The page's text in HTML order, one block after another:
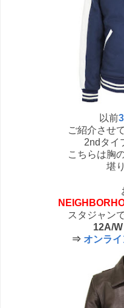
以前
ご紹介させ
2ndタイ
こちらは胸
堪
スタジャン
12A/
⇒ オンラ